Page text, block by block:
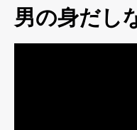
男の身だし